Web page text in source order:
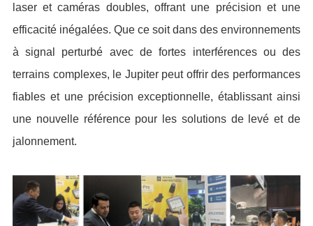
laser et caméras doubles, offrant une précision et une
efficacité inégalées. Que ce soit dans des environnements
à signal perturbé avec de fortes interférences ou des
terrains complexes, le Jupiter peut offrir des performances
fiables et une précision exceptionnelle, établissant ainsi
une nouvelle référence pour les solutions de levé et de
jalonnement.